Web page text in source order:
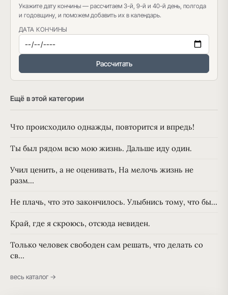
Укажите дату кончины — рассчитаем 3-й, 9-й и 40-й день, полгода
и годовщину, и поможем добавить их в календарь.
ДАТА КОНЧИНЫ
Рассчитать
Ещё в этой категории
Что происходило однажды, повторится и впредь!
Ты был рядом всю мою жизнь. Дальше иду один.
Учил ценить, а не оценивать, На мелочь жизнь не
разм…
Не плачь, что это закончилось. Улыбнись тому, что бы…
Край, где я скроюсь, отсюда невиден.
Только человек свободен сам решать, что делать со
св…
весь каталог →